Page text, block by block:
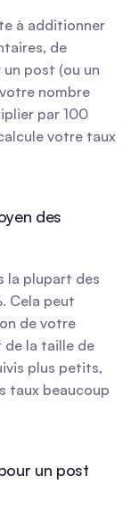
à additionner
de
post (ou un
nombre
par 100
votre taux
des
la plupart des
Cela peut
de votre
de la taille de
plus petits,
taux beaucoup
un post